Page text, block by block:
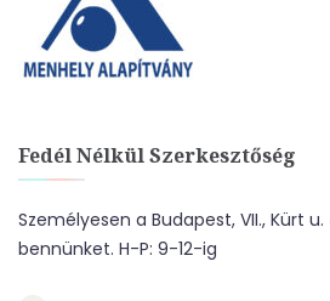
Fedél Nélkül Szerkesztőség
Személyesen a Budapest, VII., Kürt
bennünket. H-P: 9-12-ig